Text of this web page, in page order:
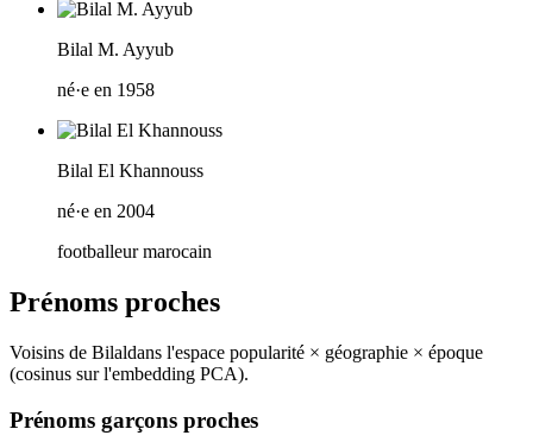
Bilal M. Ayyub
né·e en 1958
Bilal El Khannouss
né·e en 2004
footballeur marocain
Prénoms proches
Voisins de Bilaldans l'espace popularité × géographie × époque
(cosinus sur l'embedding PCA).
Prénoms garçons proches